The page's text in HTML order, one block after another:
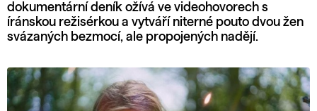
dokumentární deník ožívá ve videohovorech s
íránskou režisérkou a vytváří niterné pouto dvou žen
svázaných bezmocí, ale propojených nadějí.